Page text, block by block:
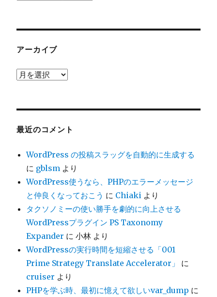
ー
アーカイブ
ア
ブ
最近のコメント
WordPress の投稿スラッグを自動的に生成する
に gblsm より
WordPress使うなら、PHPのエラーメッセージ
と仲良くなっておこう に Chiaki より
タクソノミーの使い勝手を劇的に向上させる
WordPressプラグイン PS Taxonomy
Expander に小林 より
WordPressの実行時間を短縮させる「001
Prime Strategy Translate Accelerator」
に
cruiser より
PHPを学ぶ時、最初に憶えて欲しいvar_dump に